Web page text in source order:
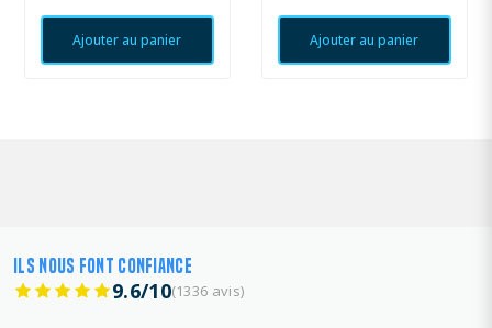
Ajouter au panier Ajouter au panier
ILS NOUS FONT CONFIANCE
9.6/10(1336 avis)